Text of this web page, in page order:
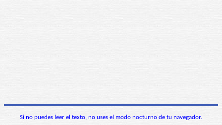
Si no puedes leer el texto, no uses el modo nocturno de tu navegador.